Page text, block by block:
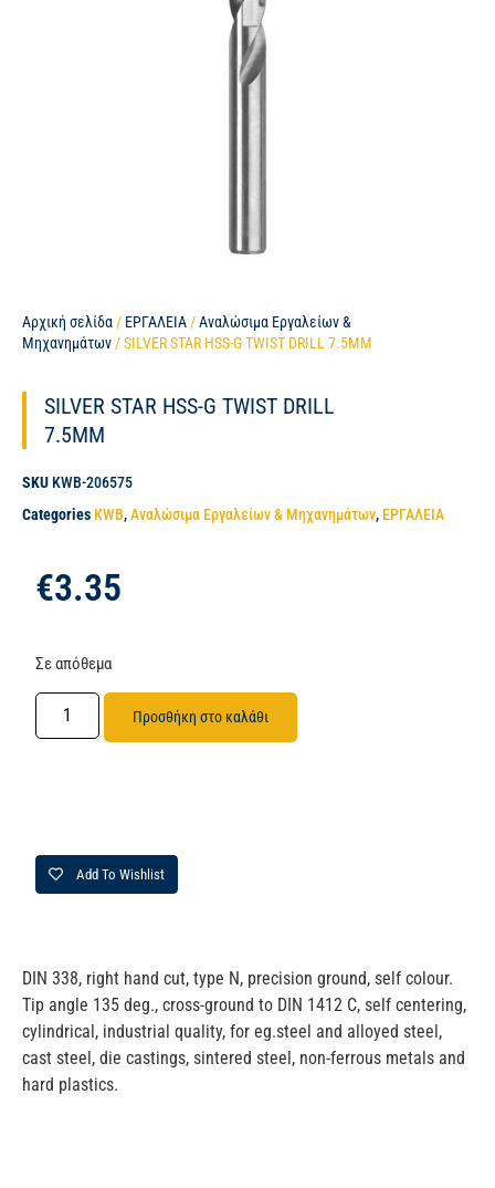
Αρχική σελίδα / ΕΡΓΑΛΕΙΑ /Αναλώσιμα Εργαλείων &
Μηχανημάτων / SILVER STAR HSS-G TWIST DRILL 7.5MM
SILVER STAR HSS-G TWIST DRILL
7.5MM
SKU KWB-206575
Categories KWB,Αναλώσιμα Εργαλείων & Μηχανημάτων, ΕΡΓΑΛΕΙΑ
€3.35
Σε απόθεμα
Προσθήκη στο καλάθι
Add To Wishlist
DIN 338, right hand cut, type N, precision ground, self colour.
Tip angle 135 deg., cross-ground to DIN 1412 C, self centering,
cylindrical, industrial quality, for eg.steel and alloyed steel,
cast steel, die castings, sintered steel, non-ferrous metals and
hard plastics.